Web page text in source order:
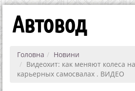
Автовод
Головна
Новини
Видеохит: как меняют колеса
карьерных самосвалах . ВИДЕО